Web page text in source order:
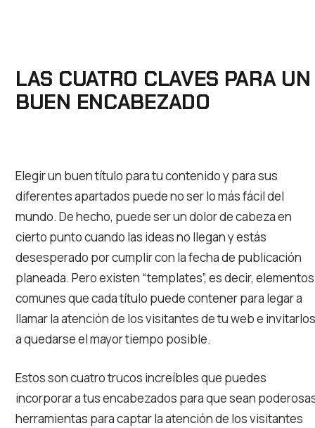
LAS CUATRO CLAVES PARA UN
BUEN ENCABEZADO
Elegir un buen título para tu contenido y para sus
diferentes apartados puede no ser lo más fácil del
mundo. De hecho, puede ser un dolor de cabeza en
cierto punto cuando las ideas no llegan y estás
desesperado por cumplir con la fecha de publicación
planeada. Pero existen “templates”, es decir, elementos
comunes que cada título puede contener para legar a
llamar la atención de los visitantes de tu web e invitarlos
a quedarse el mayor tiempo posible.
Estos son cuatro trucos increíbles que puedes
incorporar a tus encabezados para que sean
herramientas para captar la atención de los visitantes